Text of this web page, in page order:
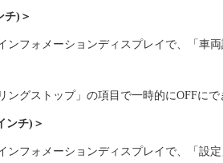
チ)＞
ンフォメーションディスプレイで、「車両
ングストップ」の項目で一時的にOFFにで
ンチ)＞
ンフォメーションディスプレイで、「設